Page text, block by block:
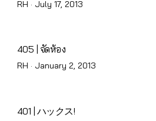
RH · Posted
July 17, 2013
405 | จัดห้อง
RH · Posted
January 2, 2013
401 | ハックス!